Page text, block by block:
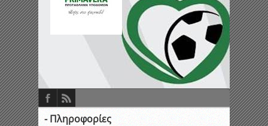
- Πληροφορίες